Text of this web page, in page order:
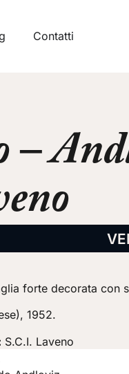
Contatti
–
forte decorata con
1952.
S.C.I. Laveno